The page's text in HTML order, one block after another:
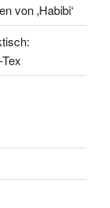
von ‚Habibi‘